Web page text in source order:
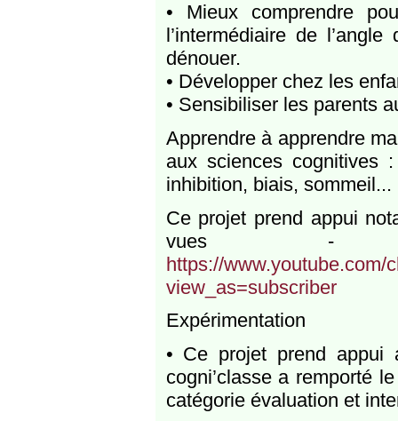
• Mieux comprendre
l’intermédiaire de
dénouer.
• Développer chez les
• Sensibiliser les parents
Apprendre à apprendre
aux sciences cognitives
inhibition, biais, sommeil...
Ce projet prend appui
vues -
https://www.youtube.com/
view_as=subscriber
Expérimentation
• Ce projet prend appui
cogni’classe a remporté
catégorie évaluation et